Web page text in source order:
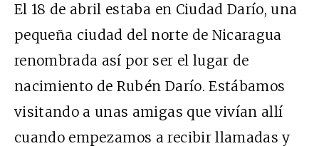
El 18 de abril estaba en Ciudad Darío, una
pequeña ciudad del norte de Nicaragua
renombrada así por ser el lugar de
nacimiento de Rubén Darío. Estábamos
visitando a unas amigas que vivían allí
cuando empezamos a recibir llamadas y